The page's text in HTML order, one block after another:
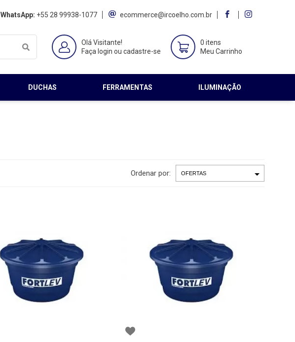
WhatsApp: +55 28 99938-1077 ecommerce@ircoelho.com.br
Olá Visitante!
Faça login ou cadastre-se
0 itens
Meu Carrinho
DUCHAS FERRAMENTAS ILUMINAÇÃO
Ordenar por: